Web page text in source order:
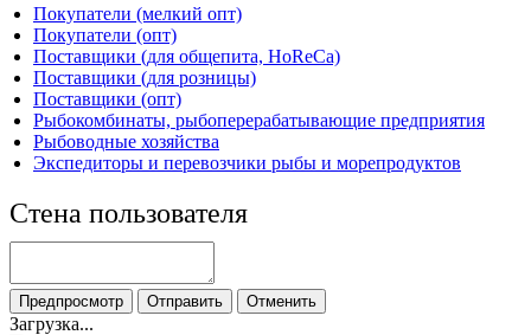
Покупатели (мелкий опт)
Покупатели (опт)
Поставщики (для общепита, HoReCa)
Поставщики (для розницы)
Поставщики (опт)
Рыбокомбинаты, рыбоперерабатывающие предприятия
Рыбоводные хозяйства
Экспедиторы и перевозчики рыбы и морепродуктов
Стена пользователя
Загрузка...